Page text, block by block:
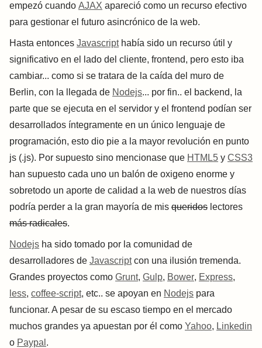
empezó cuando AJAX apareció como un recurso efectivo
para gestionar el futuro asincrónico de la web.
Hasta entonces Javascripthabía sido un recurso útil y
significativo en el lado del cliente, frontend, pero esto iba
cambiar... como si se tratara de la caída del muro de
Berlin, con la llegada de Nodejs... por fin.. el backend, la
parte que se ejecuta en el servidor y el frontend podían ser
desarrollados íntegramente en un único lenguaje de
programación, esto dio pie a la mayor revolución en punto
js (.js). Por supuesto sino mencionase que HTML5 y CSS3
han supuesto cada uno un balón de oxigeno enorme y
sobretodo un aporte de calidad a la web de nuestros días
podría perder a la gran mayoría de mis queridos lectores
más radicales.
Nodejs ha sido tomado por la comunidad de
desarrolladores de Javascriptcon una ilusión tremenda.
Grandes proyectos como Grunt, Gulp, Bower, Express,
less, coffee-script, etc.. se apoyan en Nodejs para
funcionar. A pesar de su escaso tiempo en el mercado
muchos grandes ya apuestan por él como Yahoo, Linkedin
o Paypal .